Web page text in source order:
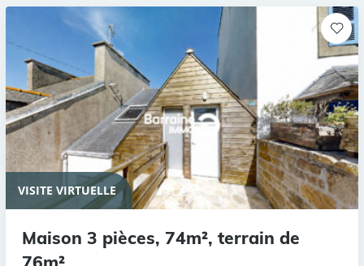
VISITE VIRTUELLE
Maison 3 pièces, 74m², terrain de